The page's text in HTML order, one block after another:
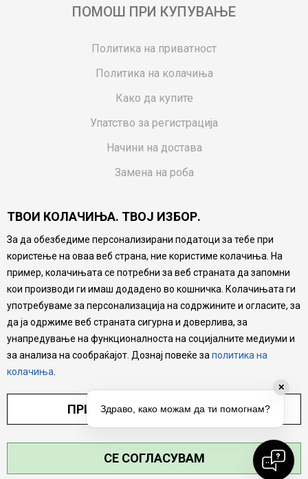
ПОМОШ ПРИ КУПУВАЊЕ
Политика на приватност
Политика на колачиња
Како да купите
Упатство за регистрација
Начини на достава
Замена на роба
Ваучери
Product Finder
FAQs
Настојуваме да бидеме што попрецизни во описот на
производите, прикажување на слики и цени, но не
можеме да гарантираме дека сите информации се
комплетни и без грешка. Сите производи се дел од
нашата понуда, но не се подразбира дека мора да се
достапни во секој момент.
. СИТЕ ПРАВА ЗАДРЖАНИ.
ТВОИ КОЛАЧИЊА. ТВОЈ ИЗБОР.
За да обезбедиме персонализирани податоци за тебе при
користење на оваа веб страна, ние користиме колачиња. На
пример, колачињата се потребни за веб страната да запомни
кои производи ги имаш додадено во кошничка. Колачињата ги
употребуваме за персонализација на содржините и огласите, за
да ја одржиме веб страната сигурна и доверлива, за
унапредување на функционалноста на социјалните медиуми и
за анализа на сообраќајот. Дознај повеќе за политика на
колачиња
ПРИЛАГОДИ ПОСТАВУВАЊА
СЕ СОГЛАСУВАМ
✕
Здраво, како можам да ти помогнам?